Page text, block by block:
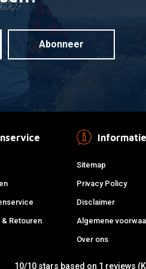
Abonneer
Retouren
Informatie
Sitemap
Privacy Policy
Disclaimer
Algemene
Over ons
10/10 stars based on 1 reviews